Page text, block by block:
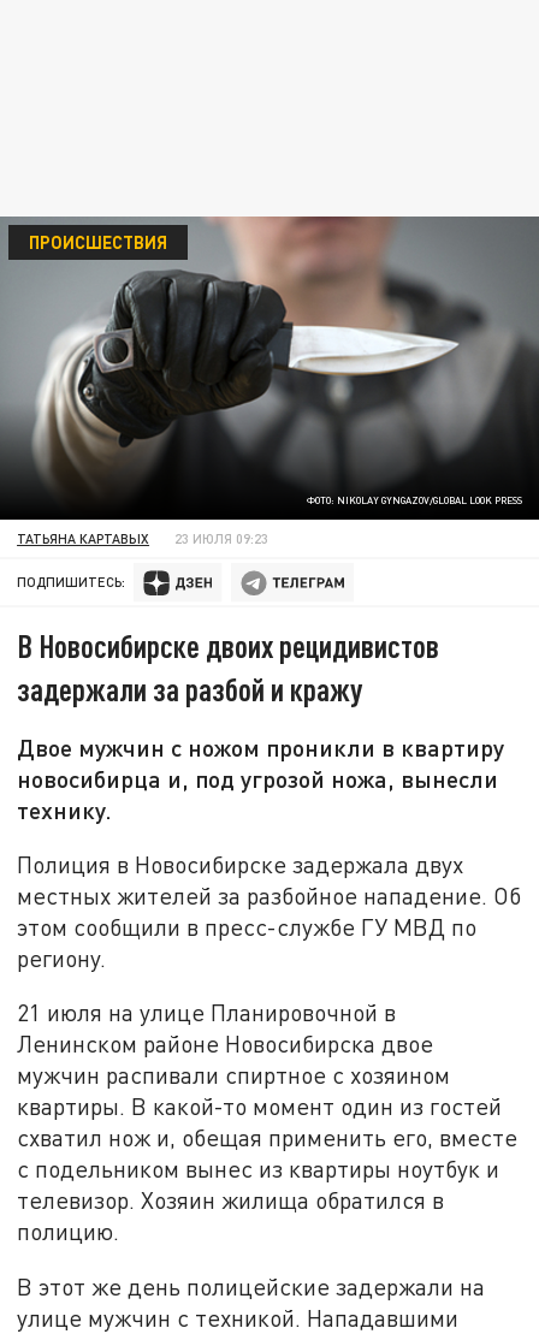
ФОТО: NIKOLAY GYNGAZOV/GLOBAL LOOK PRESS
ПРОИСШЕСТВИЯ
ТАТЬЯНА КАРТАВЫХ 23 ИЮЛЯ 09:23
ПОДПИШИТЕСЬ:
В Новосибирске двоих рецидивистов
задержали за разбой и кражу
Двое мужчин с ножом проникли в квартиру
новосибирца и, под угрозой ножа, вынесли
технику.
Полиция в Новосибирске задержала двух
местных жителей за разбойное нападение. Об
этом сообщили в пресс-службе ГУ МВД по
региону.
21 июля на улице Планировочной в
Ленинском районе Новосибирска двое
мужчин распивали спиртное с хозяином
квартиры. В какой-то момент один из гостей
схватил нож и, обещая применить его, вместе
с подельником вынес из квартиры ноутбук и
телевизор. Хозяин жилища обратился в
полицию.
В этот же день полицейские задержали на
улице мужчин с техникой. Нападавшими